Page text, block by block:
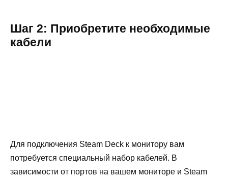
Шаг 2: Приобретите необходимые
кабели
Для подключения Steam Deck к монитору вам
потребуется специальный набор кабелей. В
зависимости от портов на вашем мониторе и Steam